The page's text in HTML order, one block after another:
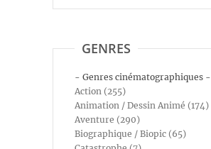
GENRES
- Genres cinématographiques -
Action (255)
Animation / Dessin Animé (174)
Aventure (290)
Biographique / Biopic (65)